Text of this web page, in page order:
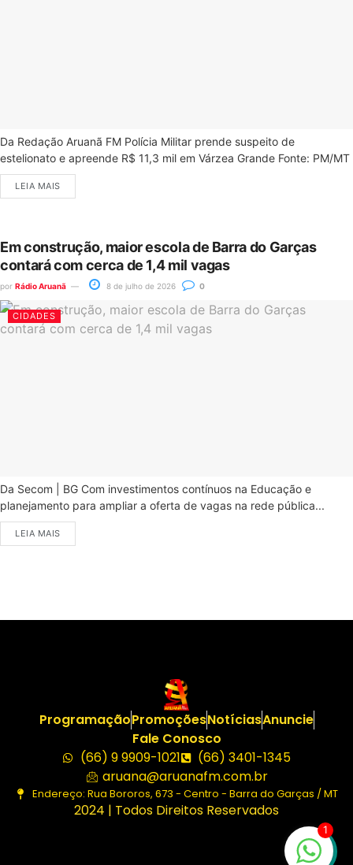
Da Redação Aruanã FM Polícia Militar prende suspeito de
estelionato e apreende R$ 11,3 mil em Várzea Grande Fonte: PM/MT
LEIA MAIS
Em construção, maior escola de Barra do Garças
contará com cerca de 1,4 mil vagas
por Rádio Aruanã 8 de julho de 2026 0
CIDADES
Da Secom | BG Com investimentos contínuos na Educação e
planejamento para ampliar a oferta de vagas na rede pública...
LEIA MAIS
ProgramaçãoPromoçõesNotíciasAnuncie
Fale Conosco
(66) 9 9909-1021
(66) 3401-1345
aruana@aruanafm.com.br
Endereço: Rua Bororos, 673 - Centro - Barra do Garças / MT
2024 | Todos Direitos Reservados
1